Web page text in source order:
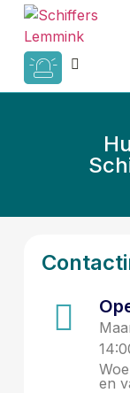
en